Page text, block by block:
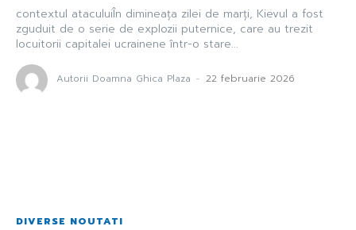
contextul ataculuiÎn dimineața zilei de marți, Kievul a fost
zguduit de o serie de explozii puternice, care au trezit
locuitorii capitalei ucrainene într-o stare...
Autorii Doamna Ghica Plaza - 22 februarie 2026
DIVERSE NOUTATI